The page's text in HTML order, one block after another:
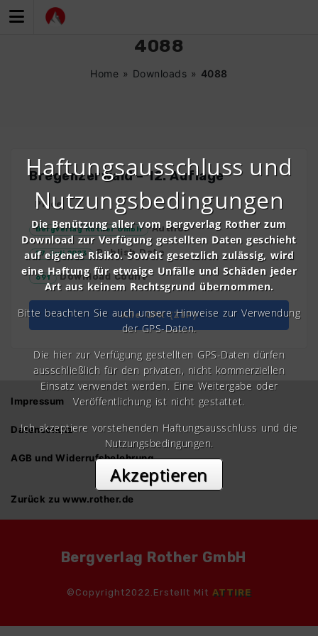
Inhalt
4088
Home » Downloads » 4088
Bregenzerwald – 12. Auflage
Price
Bergverlag Rother GmbH Author
27. Juli 2023 Publish Date
691 Download Count
Alle GPX (ZIP)
Impressum
Datenschutz
AGB und Widerrufsbelehrung
Zurück zu www.rother.de
Bergverlag Rother GmbH
©Copyright2022.Erstellt Mit ATTIRE
Haftungsausschluss und
Nutzungsbedingungen
Die Benützung aller vom Bergverlag Rother zum
Download zur Verfügung gestellten Daten geschieht
auf eigenes Risiko. Soweit gesetzlich zulässig, wird
eine Haftung für etwaige Unfälle und Schäden jeder
Art aus keinem Rechtsgrund übernommen.
Bitte beachten Sie auch unsere Hinweise zur Verwendung
der GPS-Daten.
Die hier zur Verfügung gestellten GPS-Daten dürfen
ausschließlich für den privaten, nicht kommerziellen
Einsatz verwendet werden. Eine Weitergabe oder
Veröffentlichung ist nicht gestattet.
Ich akzeptiere vorstehenden Haftungsausschluss und die
Nutzungsbedingungen.
Akzeptieren